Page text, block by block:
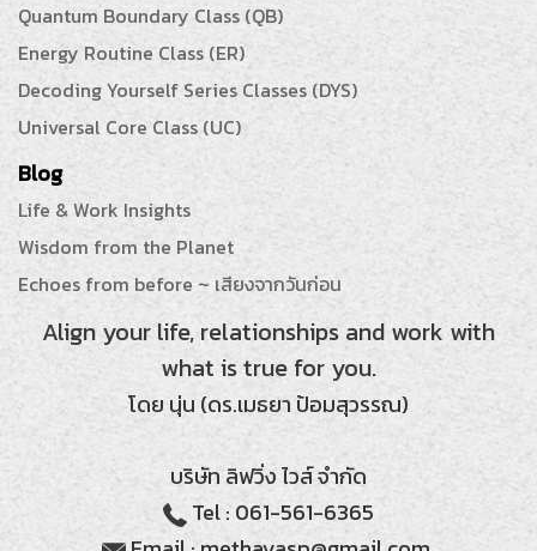
21-Day Relationship Restructuring Program (21DR)
Strategic Service Design Architecture (SD)
Quantum Boundary Class (QB)
Energy Routine Class (ER)
Decoding Yourself Series Classes (DYS)
Universal Core Class (UC)
Blog
Life & Work Insights
Wisdom from the Planet
Echoes from before ~ เสียงจากวันก่อน
Align your life, relationships and work with
what is true for you.
โดย นุ่น (ดร.เมธยา ป้อมสุวรรณ)